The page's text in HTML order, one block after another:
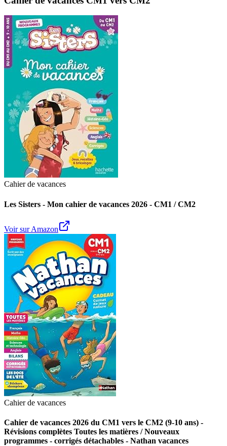
Cahier de vacances
Les Sisters - Mon cahier de vacances 2026 - CM1 / CM2
Voir sur Amazon
Cahier de vacances
Cahier de vacances 2026 du CM1 vers le CM2 (9-10 ans) -
Révisions complètes Toutes les matières / Nouveaux
programmes - corrigés détachables - Nathan vacances